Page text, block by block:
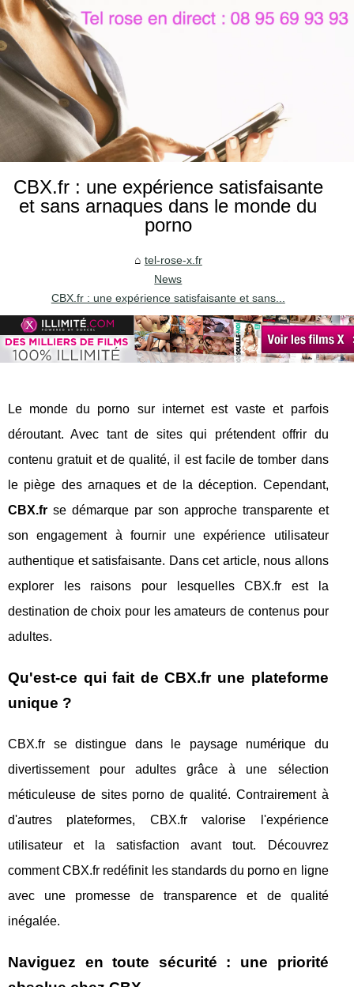
CBX.fr : une expérience satisfaisante
et sans arnaques dans le monde du
porno
tel-rose-x.fr
News
CBX.fr : une expérience satisfaisante et sans...
Le monde du porno sur internet est vaste et parfois
déroutant. Avec tant de sites qui prétendent offrir du
contenu gratuit et de qualité, il est facile de tomber dans
le piège des arnaques et de la déception. Cependant,
CBX.fr se démarque par son approche transparente et
son engagement à fournir une expérience utilisateur
authentique et satisfaisante. Dans cet article, nous allons
explorer les raisons pour lesquelles CBX.fr est la
destination de choix pour les amateurs de contenus pour
adultes.
Qu'est-ce qui fait de CBX.fr une plateforme
unique ?
CBX.fr se distingue dans le paysage numérique du
divertissement pour adultes grâce à une sélection
méticuleuse de sites porno de qualité. Contrairement à
d'autres plateformes, CBX.fr valorise l'expérience
utilisateur et la satisfaction avant tout. Découvrez
comment CBX.fr redéfinit les standards du porno en ligne
avec une promesse de transparence et de qualité
inégalée.
Naviguez en toute sécurité : une priorité